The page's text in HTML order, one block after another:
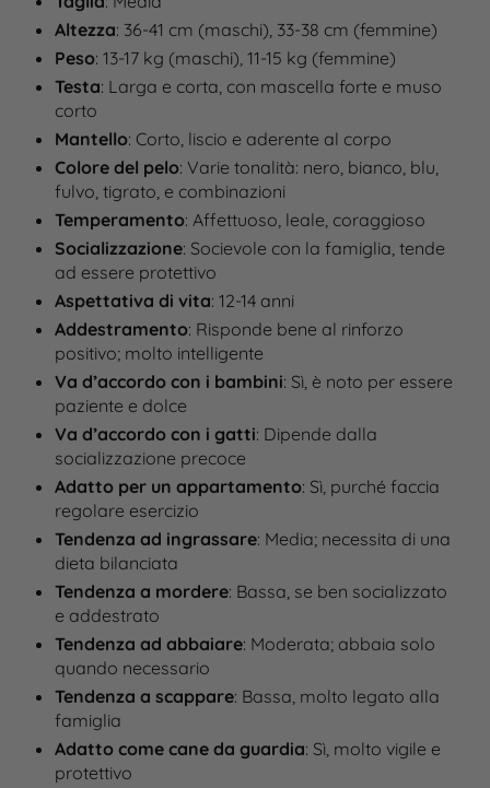
Altezza: 36-41 cm (maschi), 33-38 cm (femmine)
Peso: 13-17 kg (maschi), 11-15 kg (femmine)
Testa: Larga e corta, con mascella forte e muso
corto
Mantello: Corto, liscio e aderente al corpo
Colore del pelo: Varie tonalità: nero, bianco, blu,
fulvo, tigrato, e combinazioni
Temperamento: Affettuoso, leale, coraggioso
Socializzazione: Socievole con la famiglia, tende
ad essere protettivo
Aspettativa di vita: 12-14 anni
Addestramento: Risponde bene al rinforzo
positivo; molto intelligente
Va d’accordo con i bambini: Sì, è noto per essere
paziente e dolce
Va d’accordo con i gatti: Dipende dalla
socializzazione precoce
Adatto per un appartamento: Sì, purché faccia
regolare esercizio
Tendenza ad ingrassare: Media; necessita di una
dieta bilanciata
Tendenza a mordere: Bassa, se ben socializzato
e addestrato
Tendenza ad abbaiare: Moderata; abbaia solo
quando necessario
Tendenza a scappare: Bassa, molto legato alla
famiglia
Adatto come cane da guardia: Sì, molto vigile e
protettivo